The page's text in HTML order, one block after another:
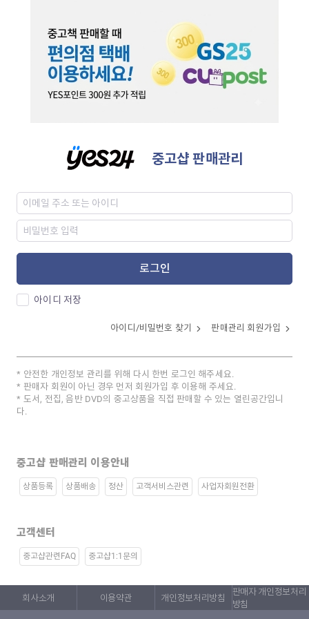
중고샵 판매관리
로그인
아이디 저장
아이디/비밀번호 찾기 판매관리 회원가입
안전한 개인정보 관리를 위해 다시 한번 로그인 해주세요.
판매자 회원이 아닌 경우 먼저 회원가입 후 이용해 주세요.
도서, 전집, 음반 DVD의 중고상품을 직접 판매할 수 있는 열린공간입니
다.
중고샵 판매관리 이용안내
상품등록 상품배송 정산 고객서비스관련 사업자회원전환
고객센터
중고샵관련FAQ 중고샵1:1문의
회사소개 이용약관 개인정보처리방침
판매자 개인정보처리
방침